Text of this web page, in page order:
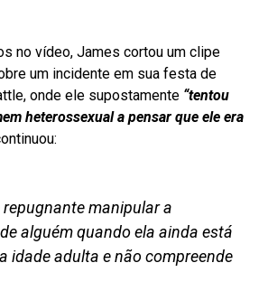
no vídeo, James cortou um clipe
um incidente em sua festa de
onde ele supostamente “tentou
heterossexual a pensar que ele era
repugnante manipular a
alguém quando ela ainda está
idade adulta e não compreende